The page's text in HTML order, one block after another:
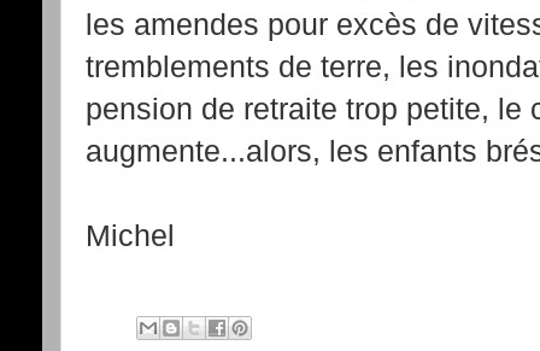
les amendes pour excès de
tremblements de terre, les
pension de retraite trop petite, le
augmente...alors, les enfants
Michel